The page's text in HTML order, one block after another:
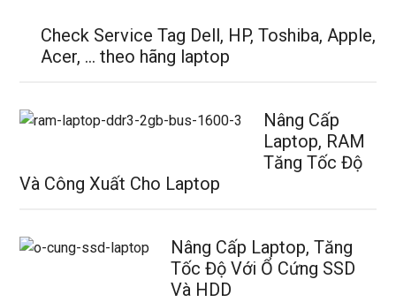
Check Service Tag Dell, HP, Toshiba, Apple,
Acer, … theo hãng laptop
Nâng Cấp
Laptop, RAM
Tăng Tốc Độ
Và Công Xuất Cho Laptop
Nâng Cấp Laptop, Tăng
Tốc Độ Với Ổ Cứng SSD
Và HDD